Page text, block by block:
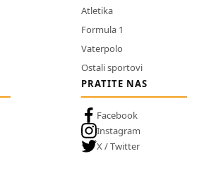
Atletika
Formula 1
Vaterpolo
Ostali sportovi
PRATITE NAS
Facebook
Instagram
X / Twitter